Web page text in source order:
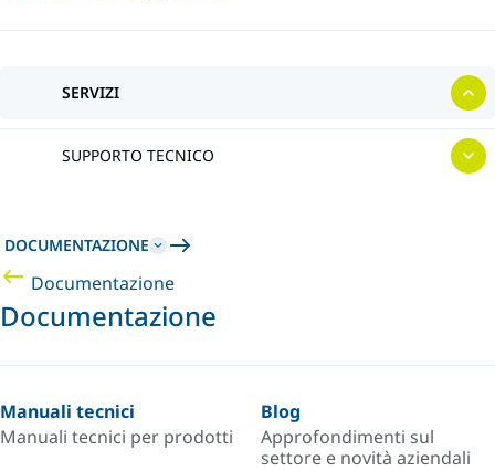
SERVIZI
SUPPORTO TECNICO
DOCUMENTAZIONE
Documentazione
Documentazione
Manuali tecnici
Manuali tecnici per prodotti
Blog
Approfondimenti sul
settore e novità aziendali